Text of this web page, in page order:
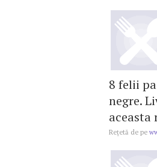
8 felii
negre.
aceasta
Reţetă de pe